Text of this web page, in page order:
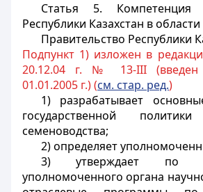
Статья 5. Компетенция
Республики Казахстан в
Правительство Республики
Подпункт 1) изложен в
20.12.04 г. № 13-III (введен
01.01.2005 г.) (см. стар. ред.)
1) разрабатывает
государственной
семеноводства;
2) определяет
3) утверждает по
уполномоченного органа